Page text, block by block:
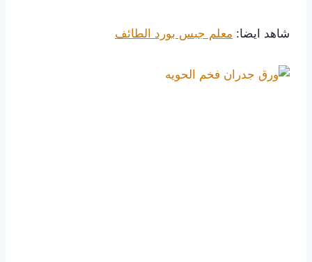
شاهد ايضا: معلم جبس بورد الطائف